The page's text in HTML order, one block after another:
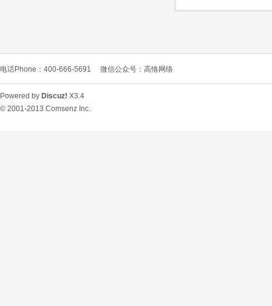
电话Phone：400-666-5691 微信公众号：高恪网络
Powered by Discuz! X3.4
© 2001-2013 Comsenz Inc.